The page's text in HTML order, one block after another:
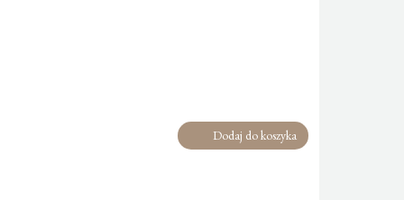
Dodaj do koszyka